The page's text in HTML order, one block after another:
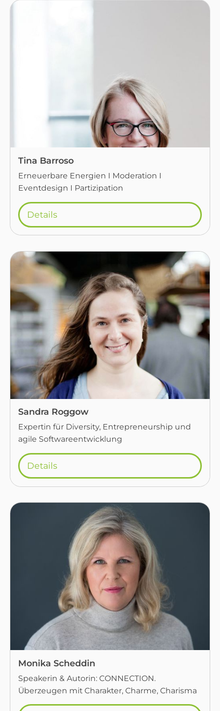
Tina Barroso
Erneuerbare Energien I Moderation I
Eventdesign I Partizipation
Details
Sandra Roggow
Expertin für Diversity, Entrepreneurship und
agile Softwareentwicklung
Details
Monika Scheddin
Speakerin & Autorin: CONNECTION.
Überzeugen mit Charakter, Charme, Charisma